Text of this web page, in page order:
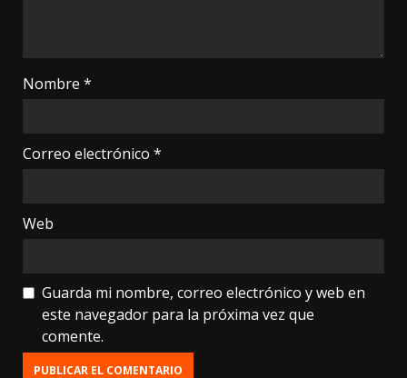
Nombre *
Correo electrónico *
Web
Guarda mi nombre, correo electrónico y web en
este navegador para la próxima vez que
comente.